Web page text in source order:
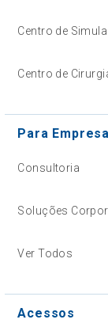
Centro de
Centro de
Para
Consultoria
Soluções
Ver Todos
Acessos